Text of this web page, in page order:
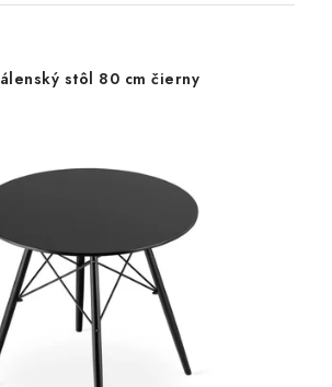
stôl 80 cm čierny